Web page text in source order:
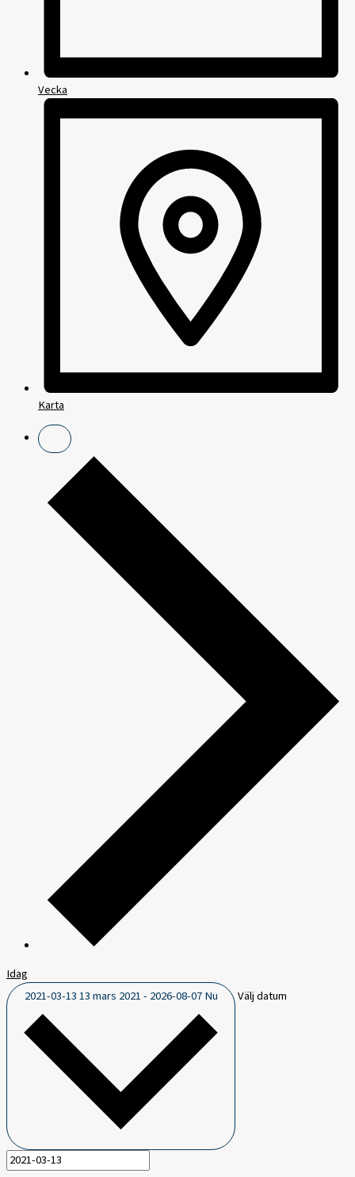
Vecka
Karta
Idag
2021-03-1313 mars 2021- 2026-08-07Nu Välj datum